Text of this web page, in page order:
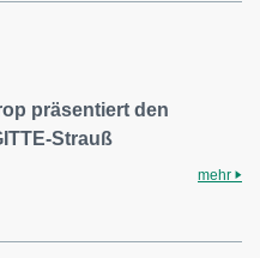
präsentiert den
Strauß
mehr